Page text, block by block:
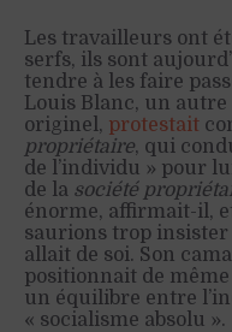
Les travailleurs ont
serfs, ils sont
tendre à les faire
Louis Blanc, un
originel, protestait
propriétaire, qui
de l’individu » pour
de la société
énorme, affirmait-il,
saurions trop insister
allait de soi. Son
positionnait de
un équilibre entre
« socialisme absolu ».